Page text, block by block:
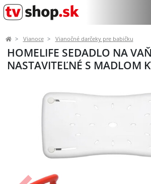
Vianoce Vianočné darčeky pre babičku
HOMELIFE SEDADLO NA
NASTAVITEĽNÉ S MADLOM